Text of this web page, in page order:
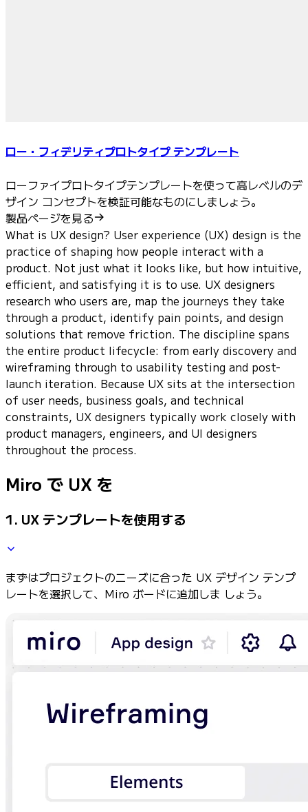
ロー・フィデリティプロトタイプ テンプレート
ローファイプロトタイプテンプレートを使って高レベルのデ
ザイン コンセプトを検証可能なものにしましょう。
製品ページを見る
What is UX design? User experience (UX) design is the
practice of shaping how people interact with a
product. Not just what it looks like, but how intuitive,
efficient, and satisfying it is to use. UX designers
research who users are, map the journeys they take
through a product, identify pain points, and design
solutions that remove friction. The discipline spans
the entire product lifecycle: from early discovery and
wireframing through to usability testing and post-
launch iteration. Because UX sits at the intersection
of user needs, business goals, and technical
constraints, UX designers typically work closely with
product managers, engineers, and UI designers
throughout the process.
Miro で UX を
1. UX テンプレートを使用する
まずはプロジェクトのニーズに合った UX デザイン テンプ
レートを選択して、Miro ボードに追加しま しょう。